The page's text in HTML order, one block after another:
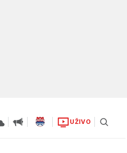
UŽIVO